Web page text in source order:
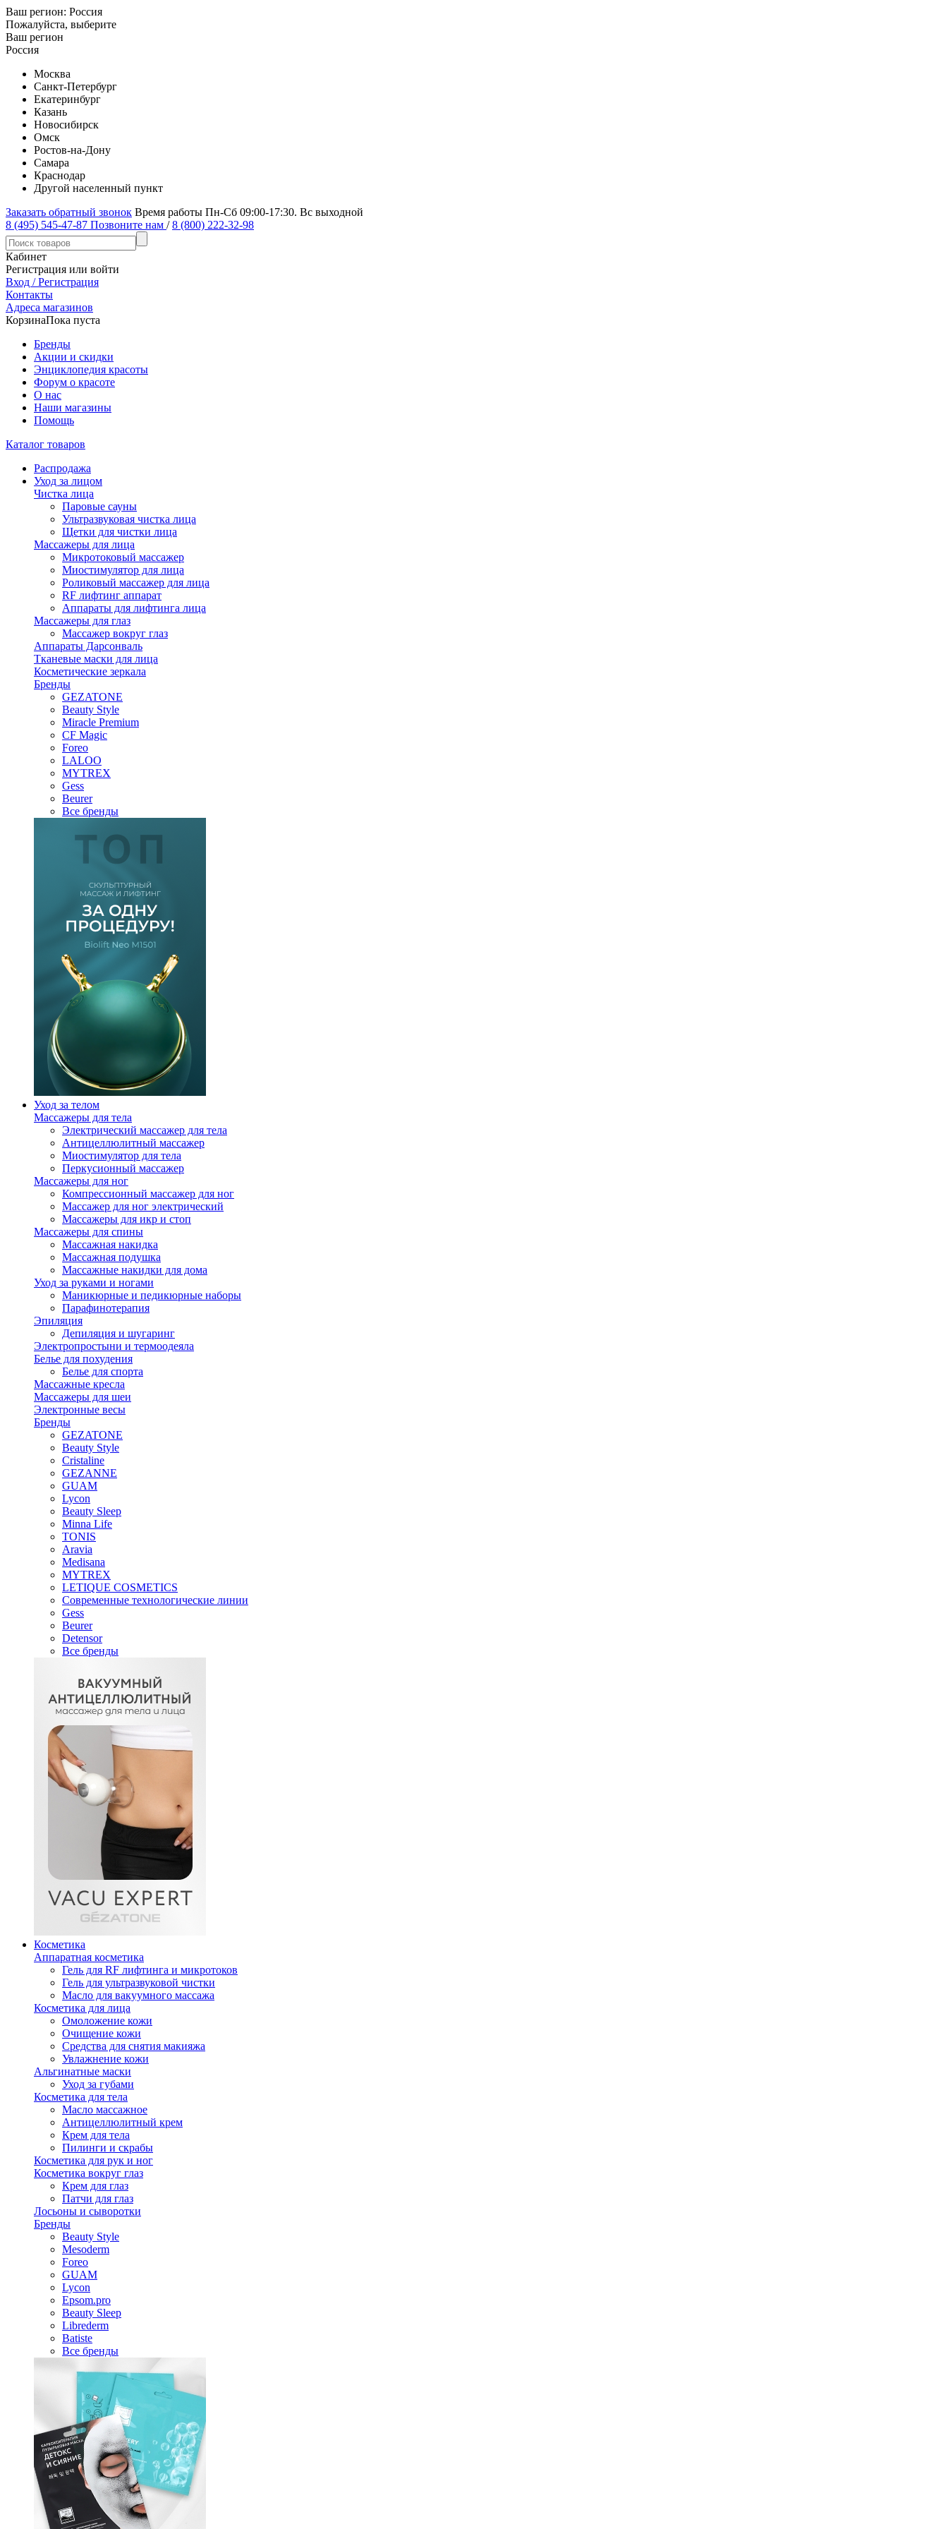
Ваш регион: Россия
Пожалуйста, выберите
Ваш регион
Россия
Москва
Санкт-Петербург
Екатеринбург
Казань
Новосибирск
Омск
Ростов-на-Дону
Самара
Краснодар
Другой населенный пункт
Заказать обратный звонок Время работы Пн-Сб 09:00-17:30. Вс выходной
8 (495) 545-47-87 Позвоните нам / 8 (800) 222-32-98
Кабинет
Регистрация или войти
Вход / Регистрация
Контакты
Адреса магазинов
КорзинаПока пуста
Бренды
Акции и скидки
Энциклопедия красоты
Форум о красоте
О нас
Наши магазины
Помощь
Каталог товаров
Распродажа
Уход за лицом
Чистка лица
Паровые сауны
Ультразвуковая чистка лица
Щетки для чистки лица
Массажеры для лица
Микротоковый массажер
Миостимулятор для лица
Роликовый массажер для лица
RF лифтинг аппарат
Аппараты для лифтинга лица
Массажеры для глаз
Массажер вокруг глаз
Аппараты Дарсонваль
Тканевые маски для лица
Косметические зеркала
Бренды
GEZATONE
Beauty Style
Miracle Premium
CF Magic
Foreo
LALOO
MYTREX
Gess
Beurer
Все бренды
Уход за телом
Массажеры для тела
Электрический массажер для тела
Антицеллюлитный массажер
Миостимулятор для тела
Перкусионный массажер
Массажеры для ног
Компрессионный массажер для ног
Массажер для ног электрический
Массажеры для икр и стоп
Массажеры для спины
Массажная накидка
Массажная подушка
Массажные накидки для дома
Уход за руками и ногами
Маникюрные и педикюрные наборы
Парафинотерапия
Эпиляция
Депиляция и шугаринг
Электропростыни и термоодеяла
Белье для похудения
Белье для спорта
Массажные кресла
Массажеры для шеи
Электронные весы
Бренды
GEZATONE
Beauty Style
Cristaline
GEZANNE
GUAM
Lycon
Beauty Sleep
Minna Life
TONIS
Aravia
Medisana
MYTREX
LETIQUE COSMETICS
Современные технологические линии
Gess
Beurer
Detensor
Все бренды
Косметика
Аппаратная косметика
Гель для RF лифтинга и микротоков
Гель для ультразвуковой чистки
Масло для вакуумного массажа
Косметика для лица
Омоложение кожи
Очищение кожи
Средства для снятия макияжа
Увлажнение кожи
Альгинатные маски
Уход за губами
Косметика для тела
Масло массажное
Антицеллюлитный крем
Крем для тела
Пилинги и скрабы
Косметика для рук и ног
Косметика вокруг глаз
Крем для глаз
Патчи для глаз
Лосьоны и сыворотки
Бренды
Beauty Style
Mesoderm
Foreo
GUAM
Lycon
Epsom.pro
Beauty Sleep
Librederm
Batiste
Все бренды